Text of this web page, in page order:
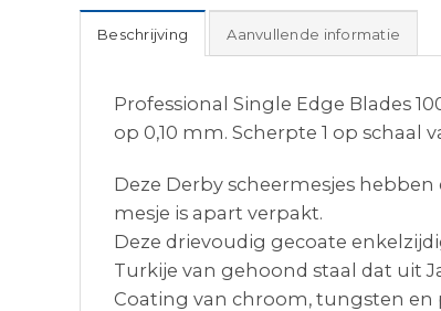
Beschrijving Aanvullende informatie
Professional Single Edge Blades
op 0,10 mm. Scherpte 1 op schaal
Deze Derby scheermesjes
mesje is apart verpakt.
Deze drievoudig gecoate
Turkije van gehoond staal dat uit
Coating van chroom, tungsten